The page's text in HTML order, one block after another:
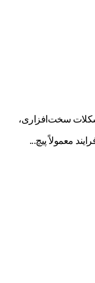
سخت‌افزاری،
معمولاً پیچ...